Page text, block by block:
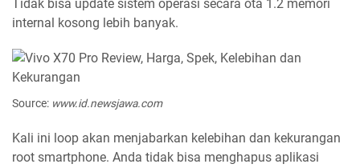
Tidak bisa update sistem operasi secara ota 1.2 memori
internal kosong lebih banyak.
Source: www.id.newsjawa.com
Kali ini loop akan menjabarkan kelebihan dan kekurangan
root smartphone. Anda tidak bisa menghapus aplikasi